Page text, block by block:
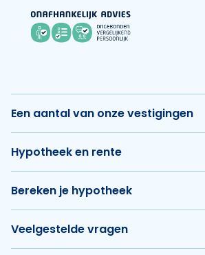
Een aantal van onze vestigingen
Hypotheek en rente
Bereken je hypotheek
Veelgestelde vragen